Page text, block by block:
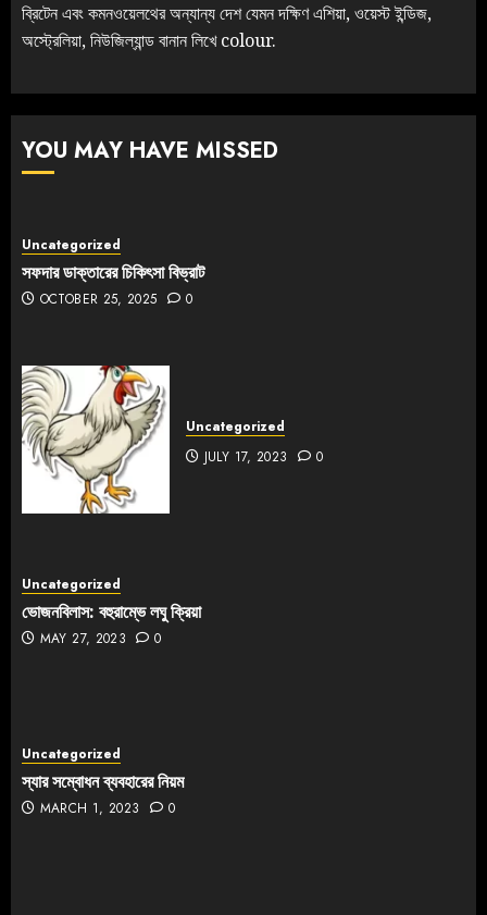
ব্রিটেন এবং কমনওয়েলথের অন্যান্য দেশ যেমন দক্ষিণ এশিয়া, ওয়েস্ট ইন্ডিজ,
অস্ট্রেলিয়া, নিউজিল্যান্ড বানান লিখে colour.
YOU MAY HAVE MISSED
Uncategorized
সফদার ডাক্তারের চিকিৎসা বিভ্রাট
OCTOBER 25, 2025 0
Uncategorized
JULY 17, 2023
0
Uncategorized
ভোজনবিলাস: বহুরাম্ভে লঘু ক্রিয়া
MAY 27, 2023 0
Uncategorized
স্যার সম্বোধন ব্যবহারের নিয়ম
MARCH 1, 2023 0